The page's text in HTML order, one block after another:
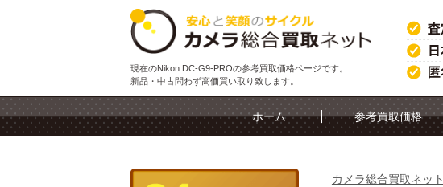
現在のNikon DC-G9-PROの参考買取価格ページです。
新品・中古問わず高価買い取り致します。
ホーム 参考買取価格
カメラ総合買取ネット